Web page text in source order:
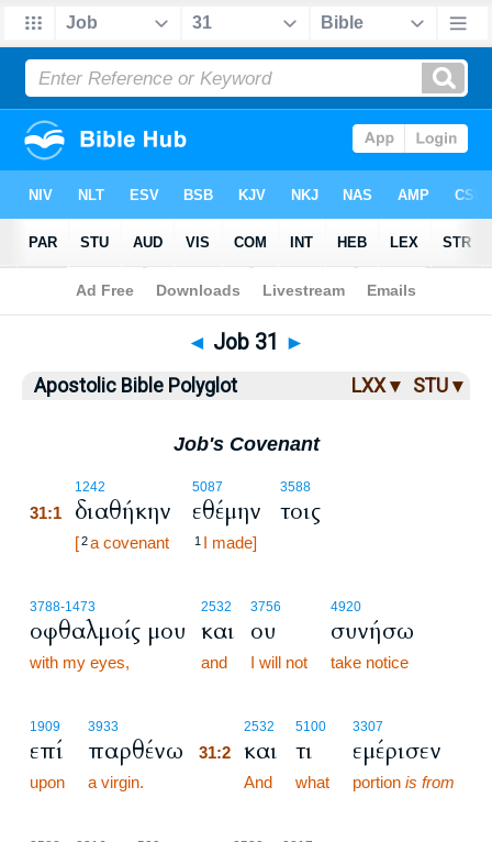
Bible>ABP> Job 31
◄ Job 31 ►
Apostolic Bible Polyglot LXX ▾ STU ▾
Job's Covenant
1242
31:1 διαθήκην
[2a covenant
5087
εθέμην
1 I made]
3588
τοις
3788-1473
οφθαλμοίς μου
with my eyes,
2532
και
and
3756
ου
I will not
4920
συνήσω
take notice
1909
επί
upon
3933
παρθένω
a virgin.
2532
31:2 και
And
5100
τι
what
3307
εμέρισεν
portion is from